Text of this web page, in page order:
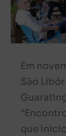
Em
São
que